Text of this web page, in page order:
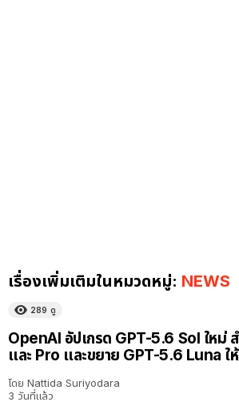
เรื่องเพิ่มเติมในหมวดหมู่: NEWS
289 ดู
OpenAI อัปเกรด GPT-5.6 Sol ใหม่
และ Pro และขยาย GPT-5.6 Luna ใ
โดย Nattida Suriyodara
3 วันที่แล้ว